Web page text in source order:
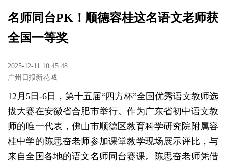
名师同台PK！顺德容桂这名语文老师获
全国一等奖
2025-12-11 10:45:48
广州日报新花城
12月5日-6日，第十五届“四方杯”全国优秀语文教师选
拔大赛在安徽省合肥市举行。作为广东省初中语文教
师的唯一代表，佛山市顺德区教育科学研究院附属容
桂中学的陈思奋老师参加课堂教学现场展示评比，与
来自全国各地的语文名师同台赛课。陈思奋老师凭借